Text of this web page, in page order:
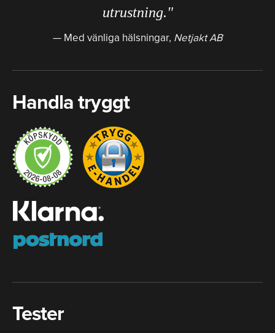
utrustning."
Med vänliga hälsningar, Netjakt AB
Handla tryggt
Tester